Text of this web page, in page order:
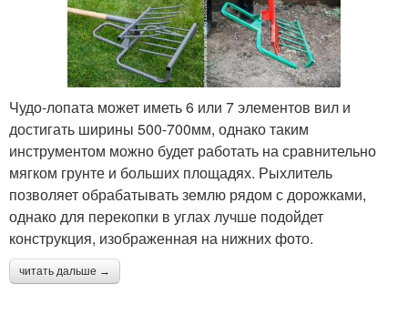
Чудо-лопата может иметь 6 или 7 элементов вил и
достигать ширины 500-700мм, однако таким
инструментом можно будет работать на сравнительно
мягком грунте и больших площадях. Рыхлитель
позволяет обрабатывать землю рядом с дорожками,
однако для перекопки в углах лучше подойдет
конструкция, изображенная на нижних фото.
читать дальше →